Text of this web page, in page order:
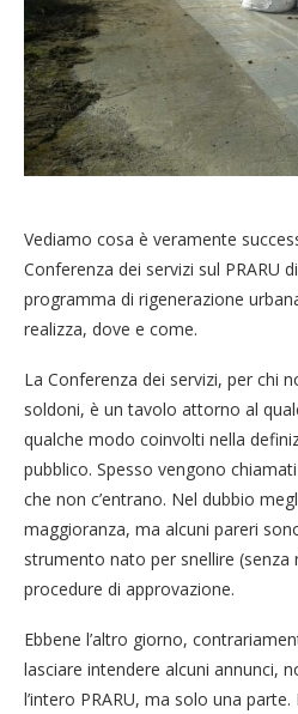
Vediamo cosa è veramente
Conferenza dei servizi sul PRARU
programma di rigenerazione
realizza, dove e come.
La Conferenza dei servizi, per chi
soldoni, è un tavolo attorno al
qualche modo coinvolti nella
pubblico. Spesso vengono
che non c’entrano. Nel dubbio
maggioranza, ma alcuni pareri
strumento nato per snellire (senza
procedure di approvazione.
Ebbene l’altro giorno,
lasciare intendere alcuni annunci,
l’intero PRARU, ma solo una